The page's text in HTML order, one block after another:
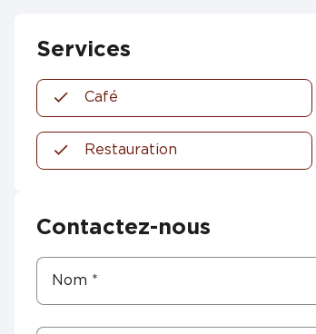
Services
Café
Restauration
Contactez-nous